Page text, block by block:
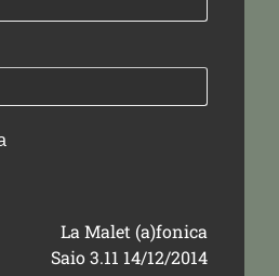
La Malet (a)fonica
Saio 3.11 14/12/2014